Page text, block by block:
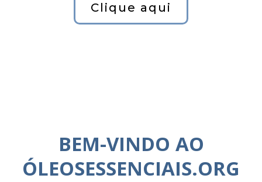
Clique aqui
BEM-VINDO AO
ÓLEOSESSENCIAIS.ORG